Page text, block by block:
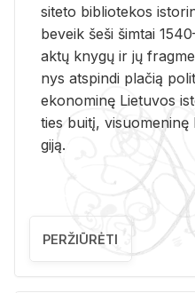
si­te­to bi­b­lio­te­kos
be­veik šeši šim­tai
aktų kny­gų ir jų
nys at­spin­di pla­čią
eko­no­mi­nę Lie­tu­vos
ties bui­tį,
gi­ją.
PERŽIŪRĖTI